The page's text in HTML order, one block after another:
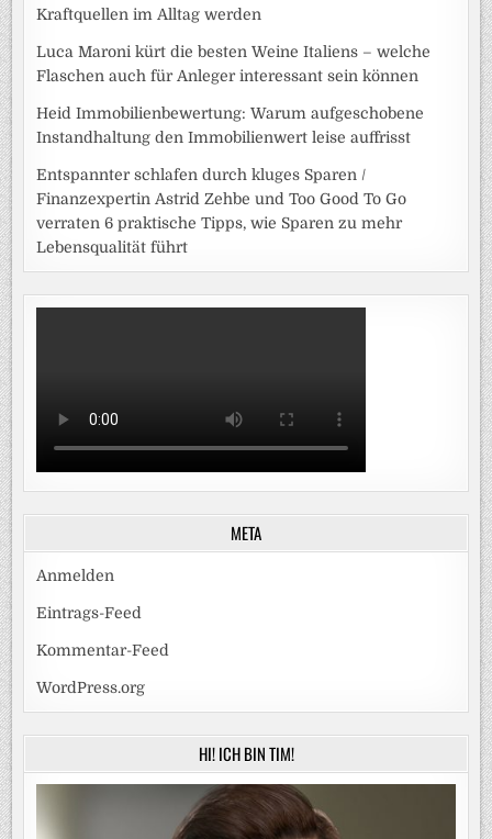
Kraftquellen im Alltag werden
Luca Maroni kürt die besten Weine Italiens – welche
Flaschen auch für Anleger interessant sein können
Heid Immobilienbewertung: Warum aufgeschobene
Instandhaltung den Immobilienwert leise auffrisst
Entspannter schlafen durch kluges Sparen /
Finanzexpertin Astrid Zehbe und Too Good To Go
verraten 6 praktische Tipps, wie Sparen zu mehr
Lebensqualität führt
META
Anmelden
Eintrags-Feed
Kommentar-Feed
WordPress.org
HI! ICH BIN TIM!